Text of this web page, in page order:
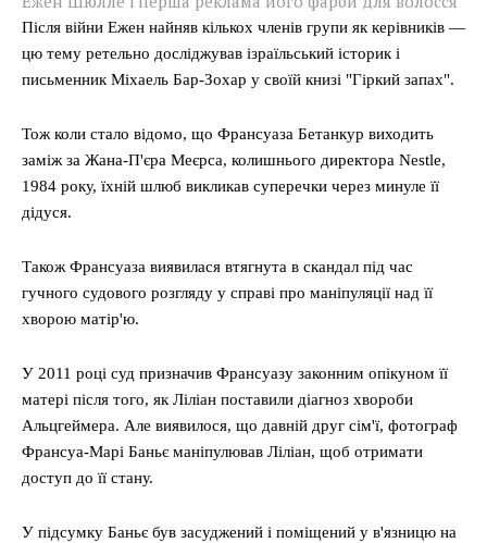
Після війни Ежен найняв кількох членів групи як керівників —
цю тему ретельно досліджував ізраїльський історик і
письменник Міхаель Бар-Зохар у своїй книзі "Гіркий запах".
Тож коли стало відомо, що Франсуаза Бетанкур виходить
заміж за Жана-П'єра Меєрса, колишнього директора Nestle,
1984 року, їхній шлюб викликав суперечки через минуле її
дідуся.
Також Франсуаза виявилася втягнута в скандал під час
гучного судового розгляду у справі про маніпуляції над її
хворою матір'ю.
У 2011 році суд призначив Франсуазу законним опікуном її
матері після того, як Ліліан поставили діагноз хвороби
Альцгеймера. Але виявилося, що давній друг сім'ї, фотограф
Франсуа-Марі Баньє маніпулював Ліліан, щоб отримати
доступ до її стану.
У підсумку Баньє був засуджений і поміщений у в'язницю на